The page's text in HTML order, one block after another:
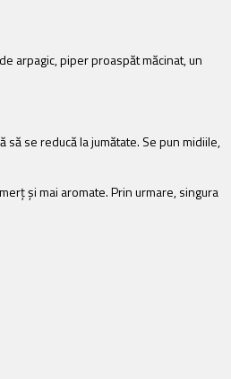
arpagic, piper proaspăt măcinat, un
se reducă la jumătate. Se pun midiile,
și mai aromate. Prin urmare, singura